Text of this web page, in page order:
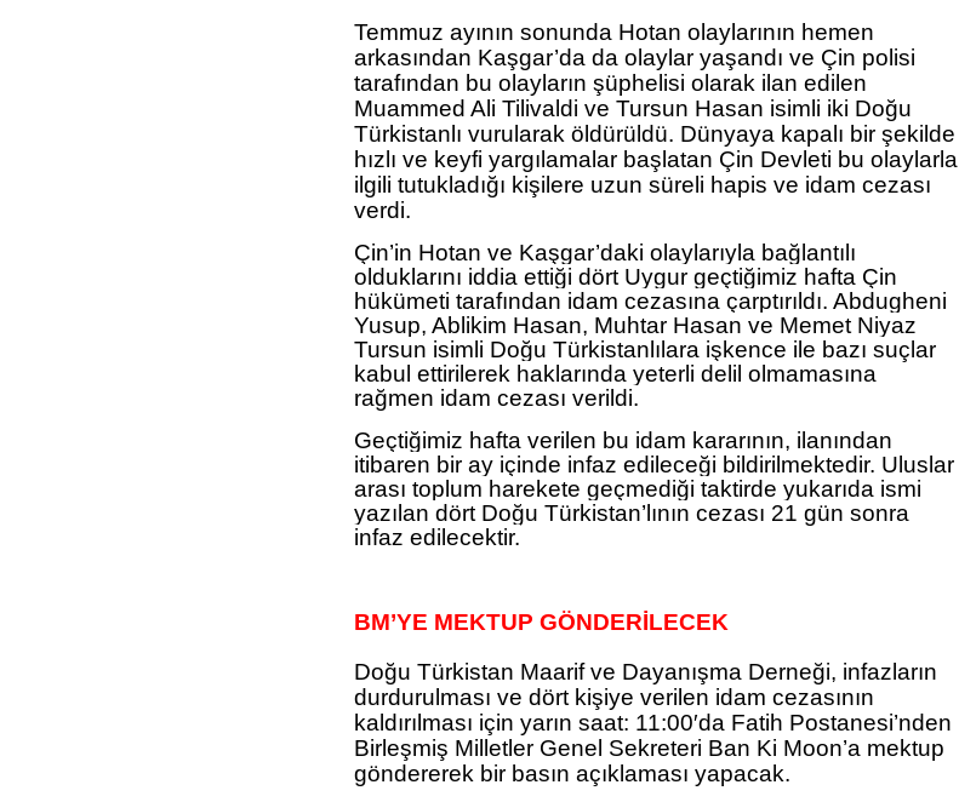
Temmuz ayının sonunda Hotan olaylarının hemen
arkasından Kaşgar’da da olaylar yaşandı ve Çin polisi
tarafından bu olayların şüphelisi olarak ilan edilen
Muammed Ali Tilivaldi ve Tursun Hasan isimli iki Doğu
Türkistanlı vurularak öldürüldü. Dünyaya kapalı bir şekilde
hızlı ve keyfi yargılamalar başlatan Çin Devleti bu olaylarla
ilgili tutukladığı kişilere uzun süreli hapis ve idam cezası
verdi.
Çin’in Hotan ve Kaşgar’daki olaylarıyla bağlantılı
olduklarını iddia ettiği dört Uygur geçtiğimiz hafta Çin
hükümeti tarafından idam cezasına çarptırıldı. Abdugheni
Yusup, Ablikim Hasan, Muhtar Hasan ve Memet Niyaz
Tursun isimli Doğu Türkistanlılara işkence ile bazı suçlar
kabul ettirilerek haklarında yeterli delil olmamasına
rağmen idam cezası verildi.
Geçtiğimiz hafta verilen bu idam kararının, ilanından
itibaren bir ay içinde infaz edileceği bildirilmektedir. Uluslar
arası toplum harekete geçmediği taktirde yukarıda ismi
yazılan dört Doğu Türkistan’lının cezası 21 gün sonra
infaz edilecektir.
BM’YE MEKTUP GÖNDERİLECEK
Doğu Türkistan Maarif ve Dayanışma Derneği, infazların
durdurulması ve dört kişiye verilen idam cezasının
kaldırılması için yarın saat: 11:00′da Fatih Postanesi’nden
Birleşmiş Milletler Genel Sekreteri Ban Ki Moon’a mektup
göndererek bir basın açıklaması yapacak.